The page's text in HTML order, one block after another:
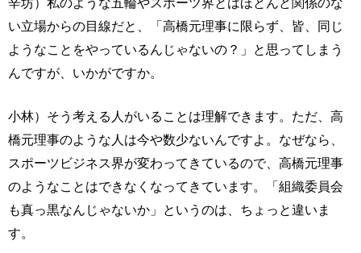
い立場からの目線だと、「高橋元理事に限らず、皆、同じ
ようなことをやっているんじゃないの？」と思ってしまう
んですが、いかがですか。
小林）そう考える人がいることは理解できます。ただ、高
橋元理事のような人は今や数少ないんですよ。なぜなら、
スポーツビジネス界が変わってきているので、高橋元理事
のようなことはできなくなってきています。「組織委員会
も真っ黒なんじゃないか」というのは、ちょっと違いま
す。